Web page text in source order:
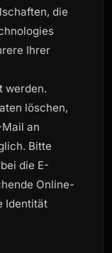
die
Ihrer
werden.
löschen,
an
Bitte
die E-
Online-
Identität